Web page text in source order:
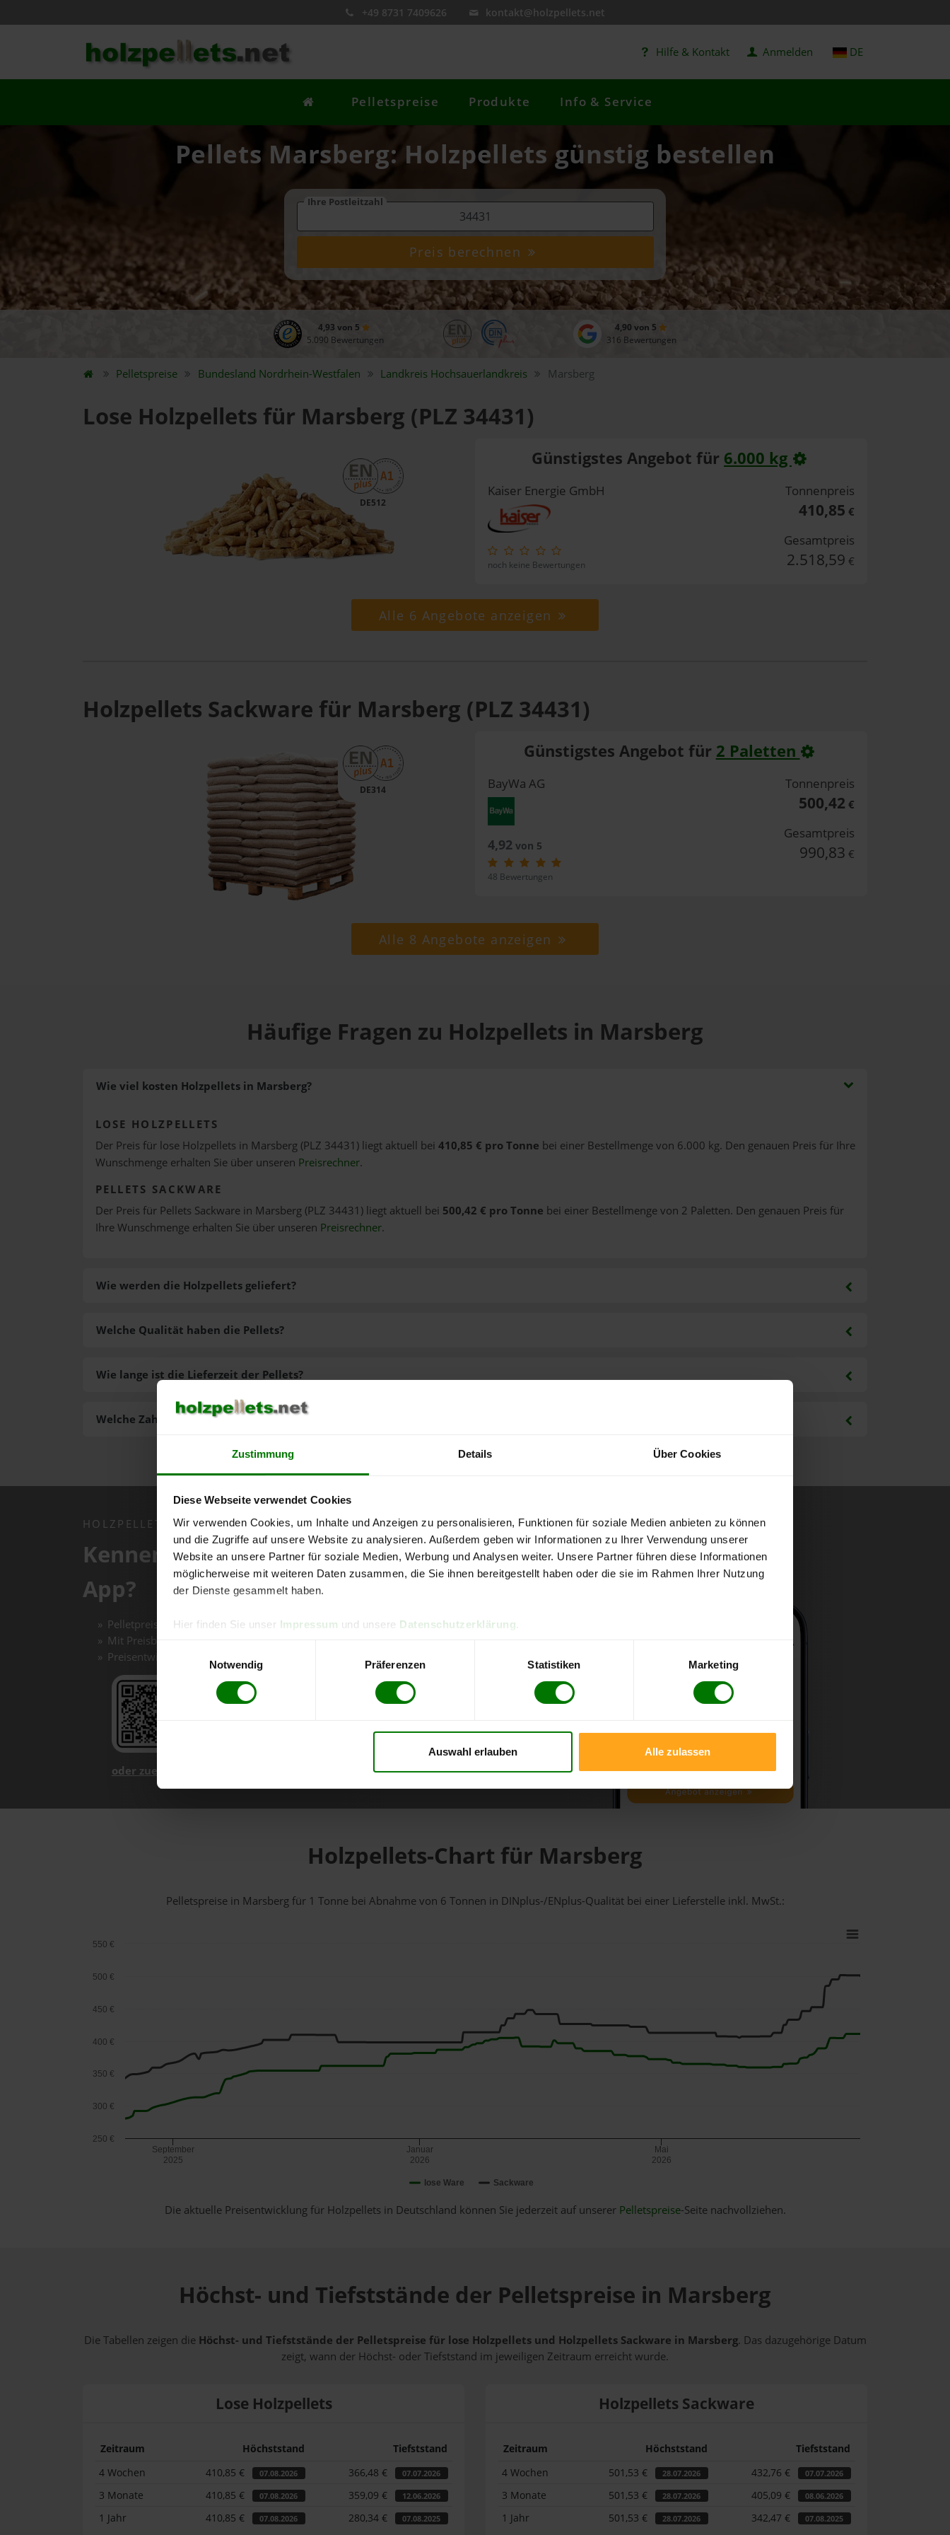
Zustimmung Details Über Cookies
Diese Webseite verwendet Cookies
Wir verwenden Cookies, um Inhalte und Anzeigen zu personalisieren, Funktionen für soziale Medien anbieten zu können
und die Zugriffe auf unsere Website zu analysieren. Außerdem geben wir Informationen zu Ihrer Verwendung unserer
Website an unsere Partner für soziale Medien, Werbung und Analysen weiter. Unsere Partner führen diese Informationen
möglicherweise mit weiteren Daten zusammen, die Sie ihnen bereitgestellt haben oder die sie im Rahmen Ihrer Nutzung
der Dienste gesammelt haben.
Hier finden Sie unser Impressum und unsere Datenschutzerklärung
Notwendig
Präferenzen Statistiken Marketing
Auswahl erlauben Alle zulassen
+49 8731 7409626 kontakt@holzpellets.net
Hilfe & Kontakt Anmelden DE
Pelletspreise Produkte Info & Service
Pellets Marsberg: Holzpellets günstig bestellen
Ihre Postleitzahl
Preis berechnen
4,93 von 5
5.090 Bewertungen
4,90 von 5
316 Bewertungen
Pelletspreise Bundesland Nordrhein-Westfalen Landkreis Hochsauerlandkreis Marsberg
Lose Holzpellets für Marsberg (PLZ 34431)
DE512
Günstigstes Angebot für 6.000 kg
Kaiser Energie GmbH
noch keine Bewertungen
Tonnenpreis
410,85 €
Gesamtpreis
2.518,59 €
Alle 6 Angebote anzeigen
Holzpellets Sackware für Marsberg (PLZ 34431)
DE314
Günstigstes Angebot für 2 Paletten
BayWa AG
4,92von 5
48 Bewertungen
Tonnenpreis
500,42 €
Gesamtpreis
990,83 €
Alle 8 Angebote anzeigen
Häufige Fragen zu Holzpellets in Marsberg
Wie viel kosten Holzpellets in Marsberg?
LOSE HOLZPELLETS
Der Preis für lose Holzpellets in Marsberg (PLZ 34431) liegt aktuell bei 410,85 € pro Tonne bei einer Bestellmenge von 6.000 kg. Den genauen Preis für Ihre
Wunschmenge erhalten Sie über unseren Preisrechner.
PELLETS SACKWARE
Der Preis für Pellets Sackware in Marsberg (PLZ 34431) liegt aktuell bei 500,42 € pro Tonne bei einer Bestellmenge von 2 Paletten. Den genauen Preis für
Ihre Wunschmenge erhalten Sie über unseren Preisrechner.
Wie werden die Holzpellets geliefert?
Welche Zahlungsarten gibt es?
Welche Qualität haben die Pellets?
Wie lange ist die Lieferzeit der Pellets?
HOLZPELLETS.NET APP
Kennen Sie schon unsere kostenlose
App?
Pelletpreise mit einem Klick vergleichen und direkt online bestellen
Mit Preisbenachrichtigungen immer auf dem aktuellen Stand
Preisentwicklungen im Chart einfach nachverfolgen
oder zuerst mehr über unsere App erfahren
Holzpellets-Chart für Marsberg
Pelletspreise in Marsberg für 1 Tonne bei Abnahmevon 6 Tonnen in DINplus-/ENplus-Qualität bei einer Lieferstelle inkl. MwSt.:
lose Ware Sackware
September
2025
Januar
2026
Mai
2026
250 €
300 €
350 €
400 €
450 €
500 €
550 €
Die aktuelle Preisentwicklung für Holzpellets in Deutschland können Sie jederzeit auf unserer Pelletspreise-Seite nachvollziehen.
Höchst- und Tiefststände der Pelletspreise in Marsberg
Die Tabellen zeigen die Höchst- und Tiefststände der Pelletspreise für lose Holzpellets und Holzpellets Sackware in Marsberg. Das dazugehörige Datum
zeigt, wann der Höchst- oder Tiefststand im jeweiligen Zeitraum erreicht wurde.
Lose Holzpellets
Zeitraum Höchststand
Tiefststand
4 Wochen
410,85 € 07.08.2026 366,48 € 07.07.2026
3 Monate 410,85 € 07.08.2026 359,09 € 12.06.2026
1 Jahr 410,85 € 07.08.2026 280,34 € 07.08.2025
Holzpellets Sackware
Zeitraum Höchststand
Tiefststand
4 Wochen
501,53 € 28.07.2026 432,76 € 07.07.2026
3 Monate 501,53 € 28.07.2026 405,09 € 08.06.2026
1 Jahr 501,53 € 28.07.2026 342,47 € 07.08.2025